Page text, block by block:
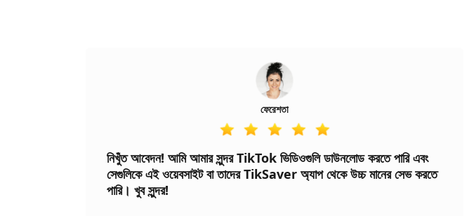
ফেরেশতা
নিখুঁত আবেদন! আমি আমার সুন্দর TikTok ভিডিওগুলি ডাউনলোড করতে পারি এবং
সেগুলিকে এই ওয়েবসাইট বা তাদের TikSaver অ্যাপ থেকে উচ্চ মানের সেভ করতে
পারি। খুব সুন্দর!